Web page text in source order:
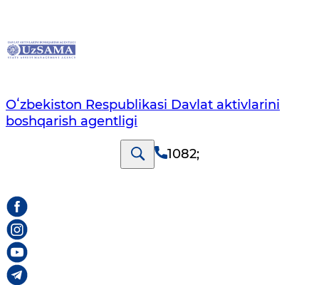
Oʻzbekiston Respublikasi Davlat aktivlarini
boshqarish agentligi
1082;